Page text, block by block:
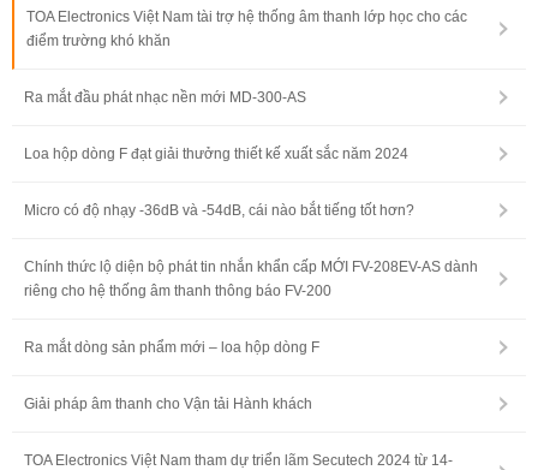
TOA Electronics Việt Nam tài trợ hệ thống âm thanh lớp học cho các
điểm trường khó khăn
Ra mắt đầu phát nhạc nền mới MD-300-AS
Loa hộp dòng F đạt giải thưởng thiết kế xuất sắc năm 2024
Micro có độ nhạy -36dB và -54dB, cái nào bắt tiếng tốt hơn?
Chính thức lộ diện bộ phát tin nhắn khẩn cấp MỚI FV-208EV-AS dành
riêng cho hệ thống âm thanh thông báo FV-200
Ra mắt dòng sản phẩm mới – loa hộp dòng F
Giải pháp âm thanh cho Vận tải Hành khách
TOA Electronics Việt Nam tham dự triển lãm Secutech 2024 từ 14-